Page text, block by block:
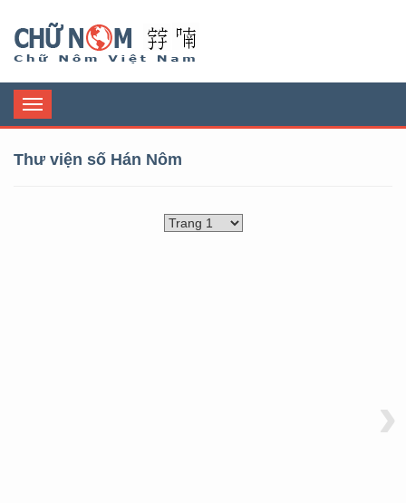
Toggle
navigation
Thư viện số Hán Nôm
›